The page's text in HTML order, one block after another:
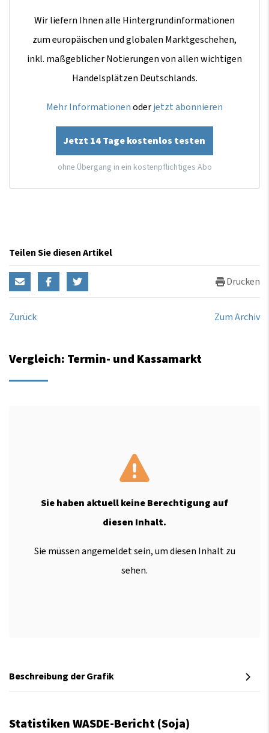
Wir liefern Ihnen alle Hintergrundinformationen
zum europäischen und globalen Marktgeschehen,
inkl. maßgeblicher Notierungen von allen wichtigen
Handelsplätzen Deutschlands.
Mehr Informationenoderjetzt abonnieren
Jetzt 14 Tage kostenlos testen
ohne Übergang in ein kostenpflichtiges Abo
Teilen Sie diesen Artikel
Drucken
Zurück Zum Archiv
Vergleich: Termin- und Kassamarkt
Sie haben aktuell keine Berechtigung auf
diesen Inhalt.
Sie müssen angemeldet sein, um diesen Inhalt zu
sehen.
Beschreibung der Grafik
Statistiken WASDE-Bericht (Soja)